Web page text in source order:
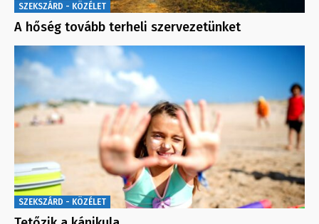
SZEKSZÁRD - KÖZÉLET
A hőség tovább terheli szervezetünket
SZEKSZÁRD - KÖZÉLET